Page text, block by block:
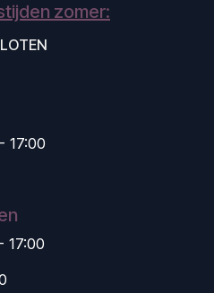
zomer:
17:00
17:00